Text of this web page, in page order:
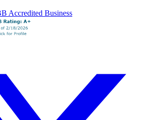
Accredited Business